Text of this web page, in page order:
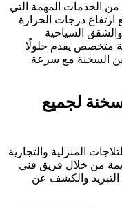
الخدمات المهمة التي
درجات الحرارة
السياحية
متخصص يقدم حلولًا
السخنة مع سرعة
لجميع
المنزلية والتجارية
من خلال فريق فني
والكشف عن